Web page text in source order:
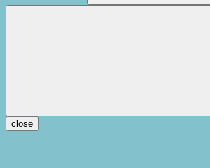
close